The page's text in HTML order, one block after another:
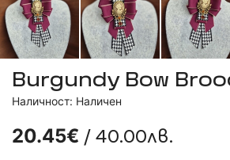
Burgundy Bow
Наличност: Наличен
20.45€ / 40.00лв.